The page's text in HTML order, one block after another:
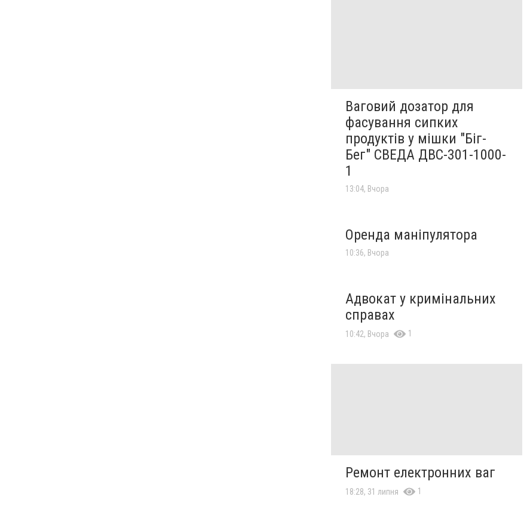
Ваговий дозатор для
фасування сипких
продуктів у мішки "Біг-
Бег" СВЕДА ДВС-301-1000-
1
13:04, Вчора
Оренда маніпулятора
10:36, Вчора
Адвокат у кримінальних
справах
10:42, Вчора 1
Ремонт електронних ваг
18:28, 31 липня 1